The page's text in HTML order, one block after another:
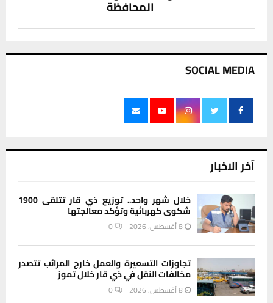
المحافظة
SOCIAL MEDIA
آخر الاخبار
خلال شهر واحد.. توزيع ذي قار تتلقى 1900
شكوى كهربائية وتؤكد معالجتها
8 أغسطس، 2026 0
تجاوزات التسعيرة والعمل خارج المرائب تتصدر
مخالفات النقل في ذي قار خلال تموز
8 أغسطس، 2026 0